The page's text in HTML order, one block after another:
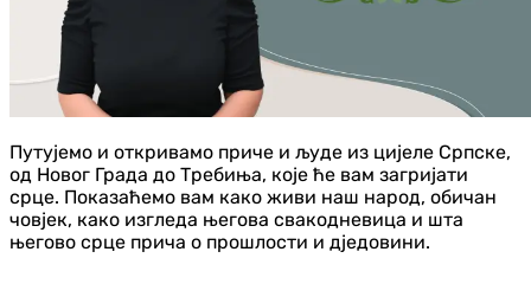
Путујемо и откривамо приче и људе из цијеле Српске,
од Новог Града до Требиња, које ће вам загријати
срце. Показаћемо вам како живи наш народ, обичан
човјек, како изгледа његова свакодневица и шта
његово срце прича о прошлости и дједовини.